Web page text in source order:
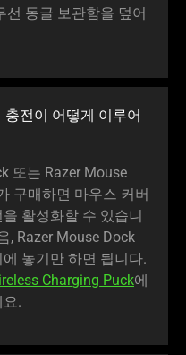
선 동글 보관함을 덮어
충전이 어떻게 이루어
또는 Razer Mouse
구매하면 마우스 커버
활성화할 수 있습니
, Razer Mouse Dock
놓기만 하면 됩니다.
Charging Puck에
.